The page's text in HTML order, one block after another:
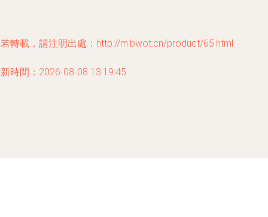
轉載，請注明出處：http://m.bwot.cn/product/65.html
時間：2026-08-08 13:19:45